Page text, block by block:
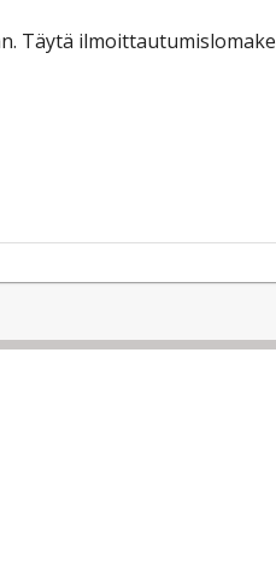
Täytä ilmoittautumislomake